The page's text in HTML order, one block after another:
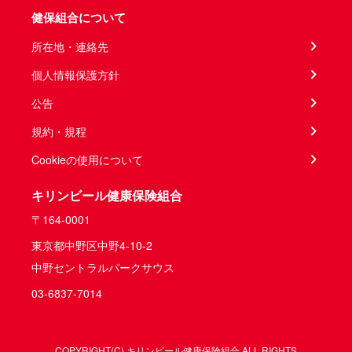
健保組合について
所在地・連絡先
個人情報保護方針
公告
規約・規程
Cookieの使用について
キリンビール健康保険組合
〒164-0001
東京都中野区中野4-10-2
中野セントラルパークサウス
03-6837-7014